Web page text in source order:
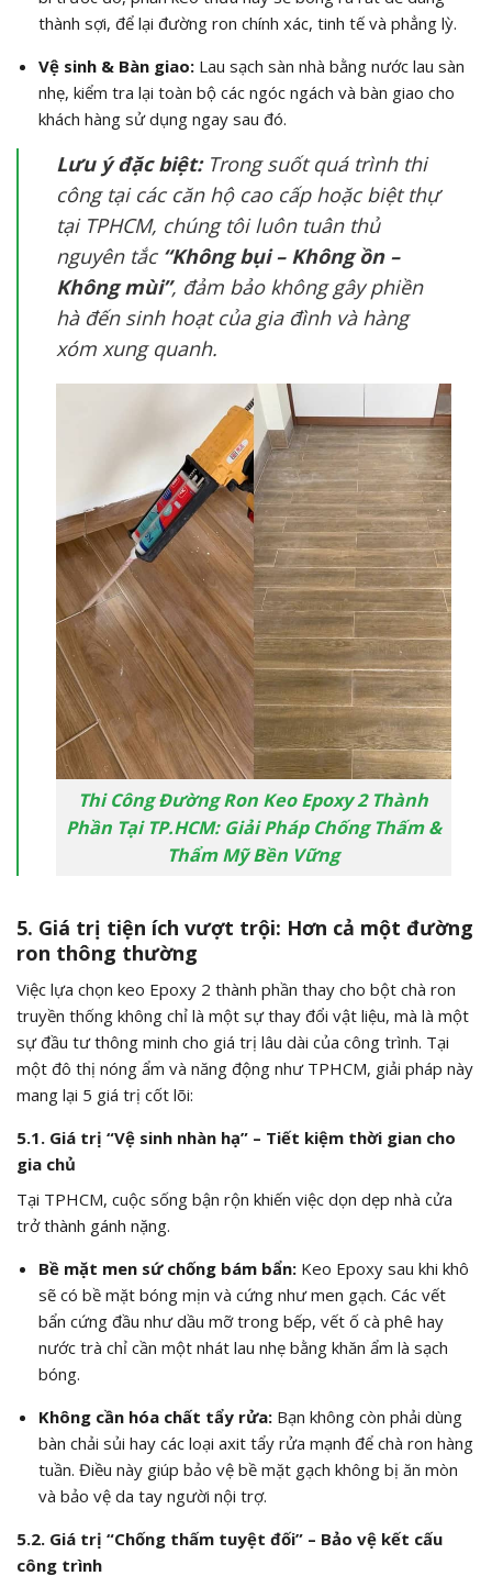
thành sợi, để lại đường ron chính xác, tinh tế và phẳng lỳ.
Vệ sinh & Bàn giao:Lau sạch sàn nhà bằng nước lau sàn
nhẹ, kiểm tra lại toàn bộ các ngóc ngách và bàn giao cho
khách hàng sử dụng ngay sau đó.
Lưu ý đặc biệt:Trong suốt quá trình thi
công tại các căn hộ cao cấp hoặc biệt thự
tại TPHCM, chúng tôi luôn tuân thủ
nguyên tắc “Không bụi – Không ồn –
Không mùi”, đảm bảo không gây phiền
hà đến sinh hoạt của gia đình và hàng
xóm xung quanh.
Thi Công Đường Ron Keo Epoxy 2 Thành
Phần Tại TP.HCM: Giải Pháp Chống Thấm &
Thẩm Mỹ Bền Vững
5. Giá trị tiện ích vượt trội: Hơn cả một đường
ron thông thường
Việc lựa chọn keo Epoxy 2 thành phần thay cho bột chà ron
truyền thống không chỉ là một sự thay đổi vật liệu, mà là một
sự đầu tư thông minh cho giá trị lâu dài của công trình. Tại
một đô thị nóng ẩm và năng động như TPHCM, giải pháp này
mang lại 5 giá trị cốt lõi:
5.1. Giá trị “Vệ sinh nhàn hạ” – Tiết kiệm thời gian cho
gia chủ
Tại TPHCM, cuộc sống bận rộn khiến việc dọn dẹp nhà cửa
trở thành gánh nặng.
Bề mặt men sứ chống bám bẩn:Keo Epoxy sau khi khô
sẽ có bề mặt bóng mịn và cứng như men gạch. Các vết
bẩn cứng đầu như dầu mỡ trong bếp, vết ố cà phê hay
nước trà chỉ cần một nhát lau nhẹ bằng khăn ẩm là sạch
bóng.
Không cần hóa chất tẩy rửa:Bạn không còn phải dùng
bàn chải sủi hay các loại axit tẩy rửa mạnh để chà ron hàng
tuần. Điều này giúp bảo vệ bề mặt gạch không bị ăn mòn
và bảo vệ da tay người nội trợ.
5.2. Giá trị “Chống thấm tuyệt đối” – Bảo vệ kết cấu
công trình